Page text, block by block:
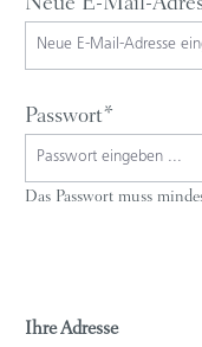
Passwort*
Das Passwort muss
Ihre Adresse